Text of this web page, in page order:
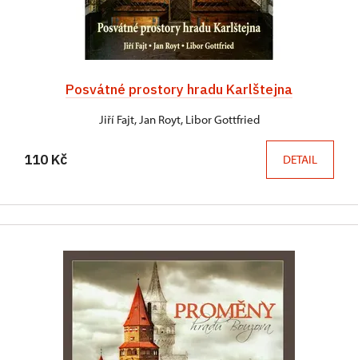
Posvátné prostory hradu Karlštejna
Jiří Fajt, Jan Royt, Libor Gottfried
110 Kč DETAIL